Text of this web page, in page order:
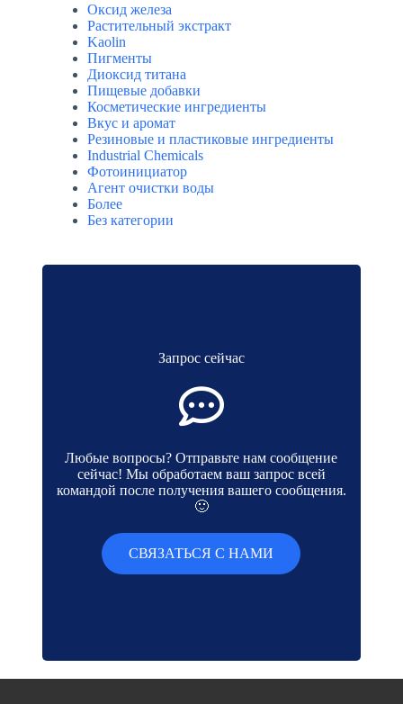
Оксид железа
Растительный экстракт
Kaolin
Пигменты
Диоксид титана
Пищевые добавки
Косметические ингредиенты
Вкус и аромат
Резиновые и пластиковые ингредиенты
Industrial Chemicals
Фотоинициатор
Агент очистки воды
Более
Без категории
Запрос сейчас
Любые вопросы? Отправьте нам сообщение
сейчас! Мы обработаем ваш запрос всей
командой после получения вашего сообщения.
🙂
СВЯЗАТЬСЯ С НАМИ